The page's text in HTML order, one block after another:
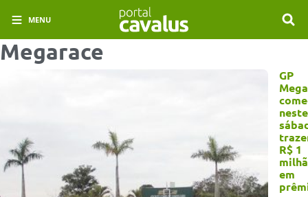
MENU
Megarace
GP
neste
R$ 1
em